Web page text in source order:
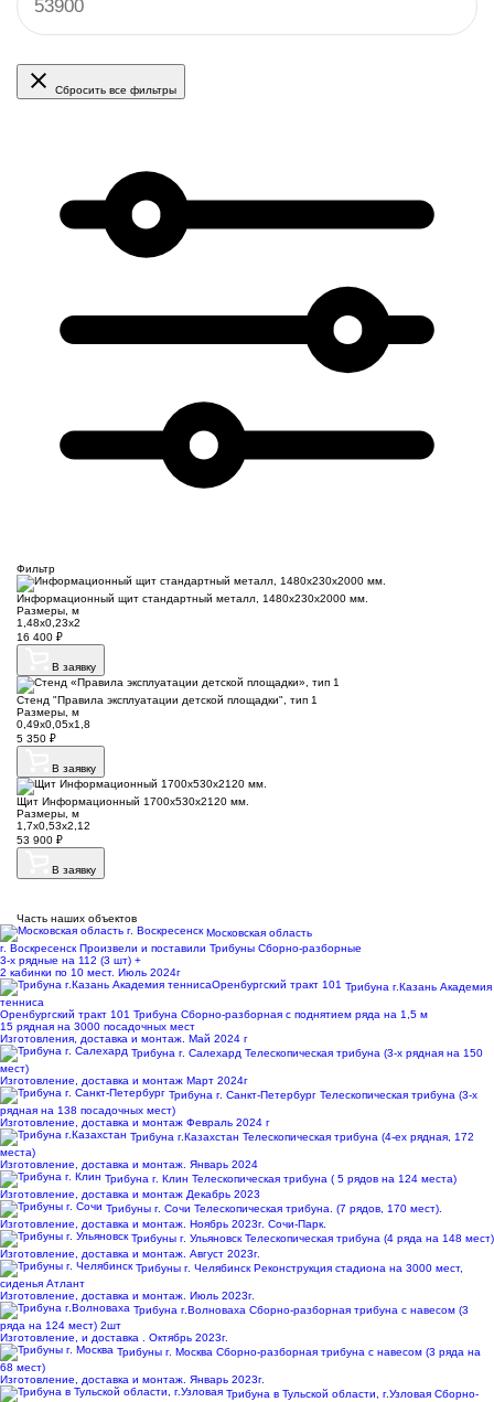
Сбросить все фильтры
Фильтр
Информационный щит стандартный металл, 1480х230х2000 мм.
Размеры, м
1,48х0,23х2
16 400 ₽
В заявку
Стенд "Правила эксплуатации детской площадки", тип 1
Размеры, м
0,49х0,05х1,8
5 350 ₽
В заявку
Щит Информационный 1700х530х2120 мм.
Размеры, м
1,7х0,53х2,12
53 900 ₽
В заявку
Часть наших объектов
Московская область
г. Воскресенск Произвели и поставили Трибуны Сборно-разборные
3-х рядные на 112 (3 шт) +
2 кабинки по 10 мест. Июль 2024г
Трибуна г.Казань Академия
тенниса
Оренбургский тракт 101 Трибуна Сборно-разборная с поднятием ряда на 1,5 м
15 рядная на 3000 посадочных мест
Изготовления, доставка и монтаж. Май 2024 г
Трибуна г. Салехард Телескопическая трибуна (3-х рядная на 150
мест)
Изготовление, доставка и монтаж Март 2024г
Трибуна г. Санкт-Петербург Телескопическая трибуна (3-х
рядная на 138 посадочных мест)
Изготовление, доставка и монтаж Февраль 2024 г
Трибуна г.Казахстан Телескопическая трибуна (4-ех рядная, 172
места)
Изготовление, доставка и монтаж. Январь 2024
Трибуна г. Клин Телескопическая трибуна ( 5 рядов на 124 места)
Изготовление, доставка и монтаж Декабрь 2023
Трибуны г. Сочи Телескопическая трибуна. (7 рядов, 170 мест).
Изготовление, доставка и монтаж. Ноябрь 2023г. Сочи-Парк.
Трибуны г. Ульяновск Телескопическая трибуна (4 ряда на 148 мест)
Изготовление, доставка и монтаж. Август 2023г.
Трибуны г. Челябинск Реконструкция стадиона на 3000 мест,
сиденья Атлант
Изготовление, доставка и монтаж. Июль 2023г.
Трибуна г.Волноваха Сборно-разборная трибуна с навесом (3
ряда на 124 мест) 2шт
Изготовление, и доставка . Октябрь 2023г.
Трибуны г. Москва Сборно-разборная трибуна с навесом (3 ряда на
68 мест)
Изготовление, доставка и монтаж. Январь 2023г.
Трибуна в Тульской области, г.Узловая Сборно-